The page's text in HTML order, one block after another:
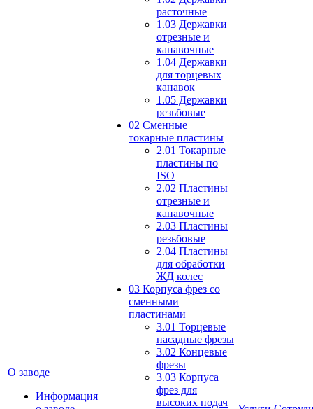
О заводе
Информация
расточные
1.03 Державки
отрезные и
канавочные
1.04 Державки
для торцевых
канавок
1.05 Державки
резьбовые
02 Сменные
токарные пластины
2.01 Токарные
пластины по
ISO
2.02 Пластины
отрезные и
канавочные
2.03 Пластины
резьбовые
2.04 Пластины
для обработки
ЖД колес
03 Корпуса фрез со
сменными
пластинами
3.01 Торцевые
насадные фрезы
3.02 Концевые
фрезы
3.03 Корпуса
фрез для
высоких подач